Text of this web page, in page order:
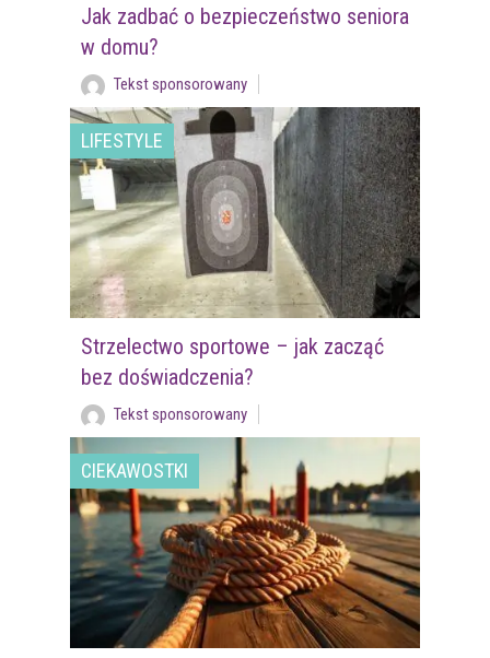
Jak zadbać o bezpieczeństwo seniora
w domu?
Tekst sponsorowany
LIFESTYLE
Strzelectwo sportowe – jak zacząć
bez doświadczenia?
Tekst sponsorowany
CIEKAWOSTKI